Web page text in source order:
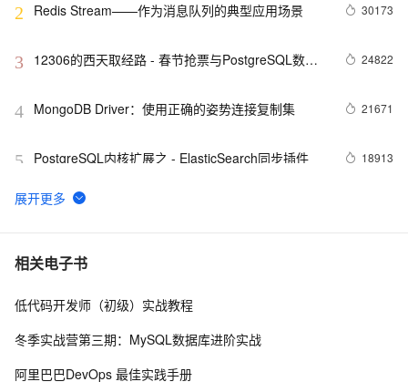
2 Redis Stream——作为消息队列的典型应用场景 30173
3
12306的西天取经路 - 春节抢票与PostgreSQL数据
24822
4 MongoDB Driver：使用正确的姿势连接复制集 21671
5 PostgreSQL内核扩展之 - ElasticSearch同步插件 18913
6 分布式(hadoop)内核研发面试指南
7 MongoDB 如何使用内存？为什么内存满了？
8 Redis内存分析方法
（北京站）大咖云集，与你畅聊BigData NoSQL
相关电子书
低代码开发师（初级）实战教程
冬季实战营第三期：MySQL数据库进阶实战
阿里巴巴DevOps 最佳实践手册